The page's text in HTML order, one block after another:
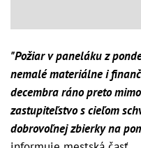
"Požiar v paneláku z
nemalé materiálne i
decembra ráno preto
zastupiteľstvo s cieľom
dobrovoľnej zbierky na